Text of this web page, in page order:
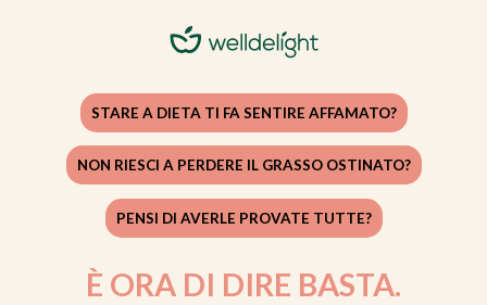
STARE A DIETA TI FA SENTIRE AFFAMATO?
NON RIESCI A PERDERE IL GRASSO OSTINATO?
PENSI DI AVERLE PROVATE TUTTE?
È ORA DI DIRE BASTA.